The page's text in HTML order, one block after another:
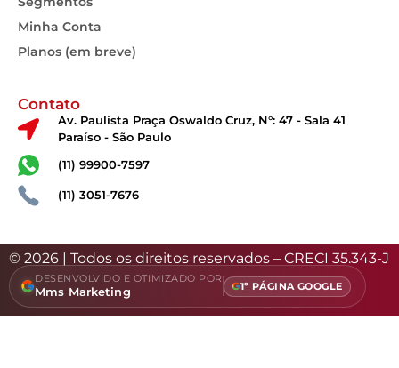
Minha Conta
Planos (em breve)
Contato
Av. Paulista Praça Oswaldo Cruz, N°: 47 - Sala 41
Paraíso - São Paulo
(11) 99900-7597
(11) 3051-7676
© 2026 | Todos os direitos reservados – CRECI 35.343-J
DESENVOLVIDO E OTIMIZADO POR
Mms Marketing 1º PÁGINA GOOGLE